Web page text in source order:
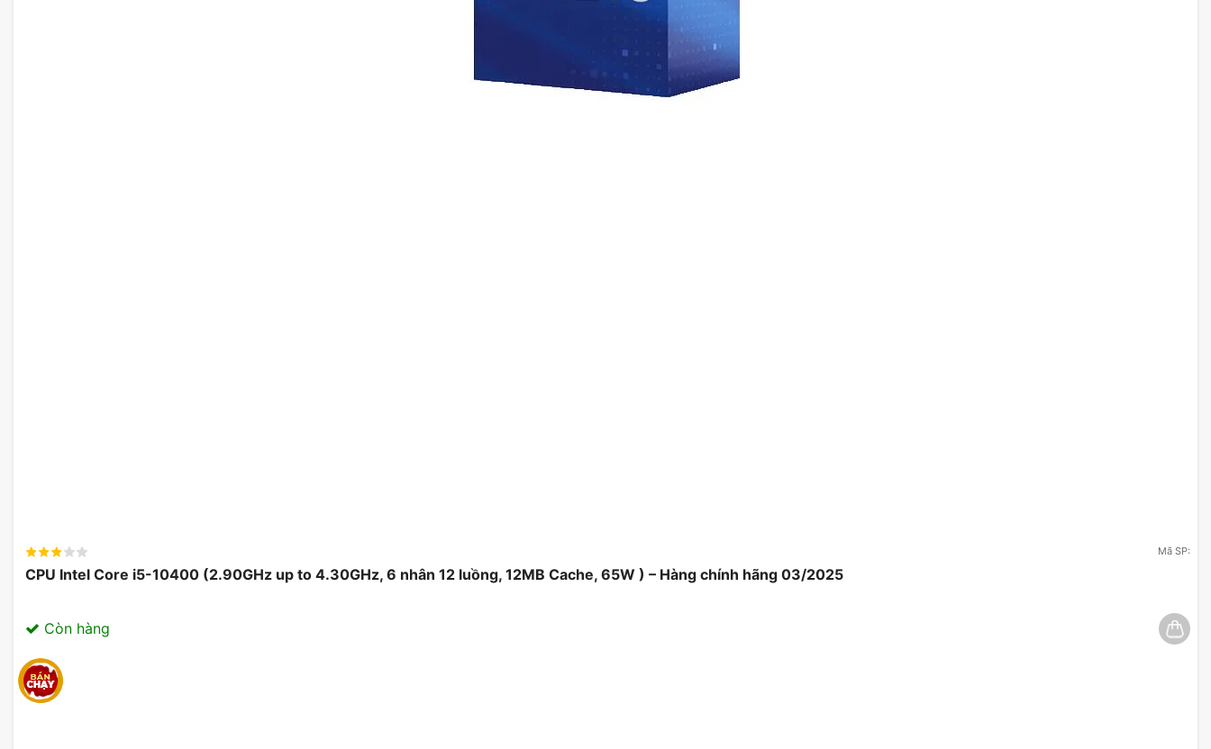
Mã SP:
CPU Intel Core i5-10400 (2.90GHz up to 4.30GHz, 6 nhân 12 luồng, 12MB Cache, 65W ) – Hàng chính hãng 03/2025
Còn hàng